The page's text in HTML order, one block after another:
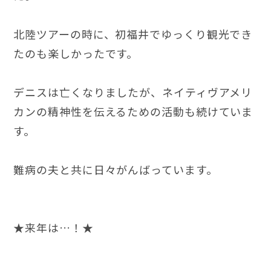
北陸ツアーの時に、初福井でゆっくり観光でき
たのも楽しかったです。
デニスは亡くなりましたが、ネイティヴアメリ
カンの精神性を伝えるための活動も続けていま
す。
難病の夫と共に日々がんばっています。
★来年は…！★